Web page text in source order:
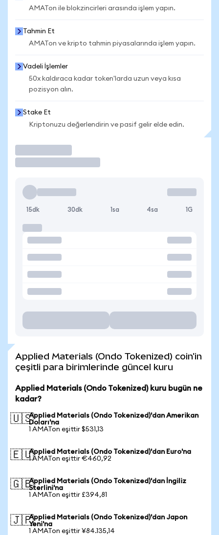
AMATon ile blokzincirleri arasında işlem yapın.
Tahmin Et
AMATon ve kripto tahmin piyasalarında işlem yapın.
Vadeli İşlemler
50x kaldıraca kadar token'larda uzun veya kısa
pozisyon alın.
Stake Et
Kriptonuzu değerlendirin ve pasif gelir elde edin.
15dk 30dk 1sa 4sa 1G
Applied Materials (Ondo Tokenized) coin'in
çeşitli para birimlerinde güncel kuru
Applied Materials (Ondo Tokenized) kuru bugün ne
kadar?
🇺🇸Applied Materials (Ondo Tokenized)'dan Amerikan
Doları'na
1 AMATon eşittir $531,13
🇪🇺Applied Materials (Ondo Tokenized)'dan Euro'na
1 AMATon eşittir €460,92
🇬🇧Applied Materials (Ondo Tokenized)'dan İngiliz
Sterlini'na
1 AMATon eşittir £394,81
🇯🇵Applied Materials (Ondo Tokenized)'dan Japon
Yeni'na
1 AMATon eşittir ¥84.135,14